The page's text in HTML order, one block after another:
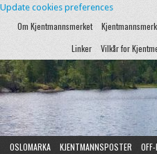
Update cookies preferences
Om Kjentmannsmerket
Linker
Vilkår for
OSLOMARKA KJENTMANNSPOSTER